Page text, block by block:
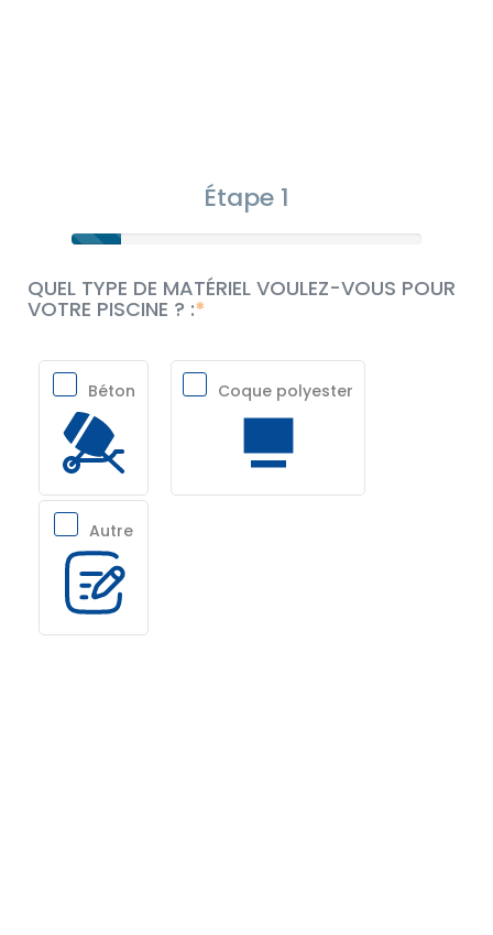
Étape 1
QUEL TYPE DE MATÉRIEL VOULEZ-VOUS POUR
VOTRE PISCINE ? :
Béton Coque polyester
Autre